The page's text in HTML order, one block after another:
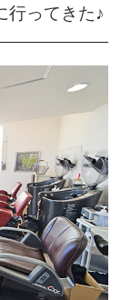
行ってきた♪